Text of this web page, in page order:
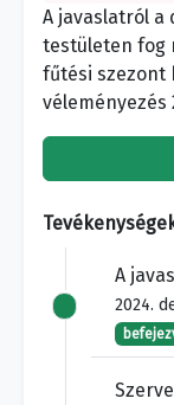
A javaslatról a
testületen fog
fűtési szezont
A
2024.